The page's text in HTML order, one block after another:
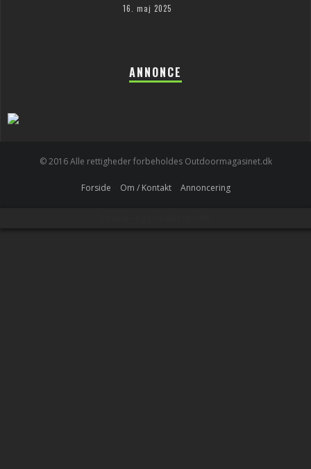
16. maj 2025
ANNONCE
© 2016 Alle rettigheder forbeholdes Outdoormagasinet.dk
Forside Om / Kontakt Annoncering